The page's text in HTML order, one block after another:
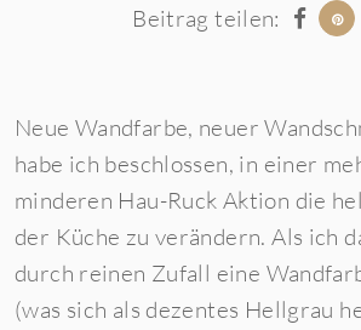
Beitrag teilen:
Neue Wandfarbe, neuer
habe ich beschlossen, in einer
minderen Hau-Ruck Aktion die
der Küche zu verändern. Als ich
durch reinen Zufall eine
(was sich als dezentes Hellgrau